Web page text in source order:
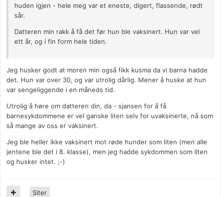
huden igjen - hele meg var et eneste, digert, flassende, rødt
sår.
Datteren min rakk å få det før hun ble vaksinert. Hun var vel
ett år, og i fin form hele tiden.
Jeg husker godt at moren min også fikk kusma da vi barna hadde
det. Hun var over 30, og var utrolig dårlig. Mener å huske at hun
var sengeliggende i en måneds tid.
Utrolig å høre om datteren din, da - sjansen for å få
barnesykdommene er vel ganske liten selv for uvaksinerte, nå som
så mange av oss er vaksinert.
Jeg ble heller ikke vaksinert mot røde hunder som liten (men alle
jentene ble det i 8. klasse), men jeg hadde sykdommen som liten
og husker intet. ;-)
Siter